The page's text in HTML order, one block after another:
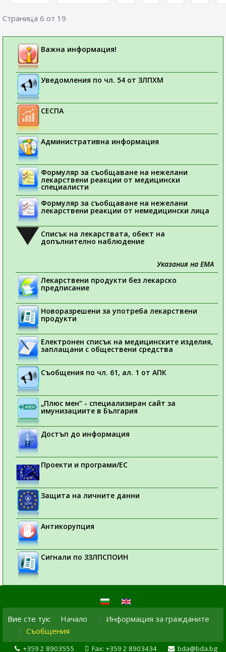
Страница 6 от 19
Важна информация!
Уведомления по чл. 54 от ЗЛПХМ
СЕСПА
Административна информация
Формуляр за съобщаване на нежелани
лекарствени реакции от медицински
специалисти
Формуляр за съобщаване на нежелани
лекарствени реакции от немедицински лица
Списък на лекарствата, обект на
допълнително наблюдение
Указания на ЕМА
Лекарствени продукти без лекарско
предписание
Новоразрешени за употреба лекарствени
продукти
Електронен списък на медицинските изделия,
заплащани с обществени средства
Съобщения по чл. 61, ал. 1 от АПК
„Плюс мен“ - специализиран сайт за
имунизациите в България
Достъп до информация
Проекти и програми/ЕС
Защита на личните данни
Антикорупция
Сигнали по ЗЗЛПСПОИН
Вие сте тук: Начало
Информация за гражданите
Съобщения
+359 2 8903555 Fax: +359 2 8903434 bda@bda.bg